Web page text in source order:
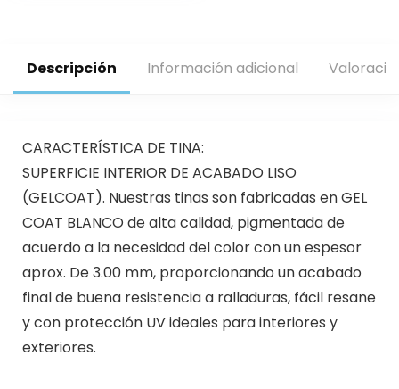
Descripción Información adicional
CARACTERÍSTICA DE TINA:
SUPERFICIE INTERIOR DE ACABADO LISO
(GELCOAT). Nuestras tinas son fabricadas en GEL
COAT BLANCO de alta calidad, pigmentada de
acuerdo a la necesidad del color con un espesor
aprox. De 3.00 mm, proporcionando un acabado
final de buena resistencia a ralladuras, fácil resane
y con protección UV ideales para interiores y
exteriores.